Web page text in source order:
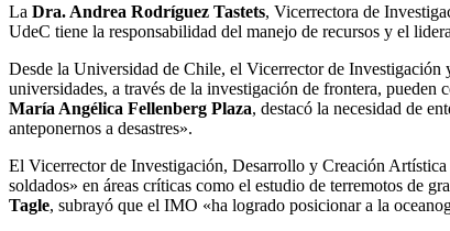
La Dra. Andrea Rodríguez Tastets, Vicerrectora de
UdeC tiene la responsabilidad del manejo de recursos y el
Desde la Universidad de Chile, el Vicerrector de
universidades, a través de la investigación de frontera,
María Angélica Fellenberg Plaza, destacó la necesidad de
anteponernos a desastres».
El Vicerrector de Investigación, Desarrollo y Creación
soldados» en áreas críticas como el estudio de terremotos de
Tagle, subrayó que el IMO «ha logrado posicionar a la